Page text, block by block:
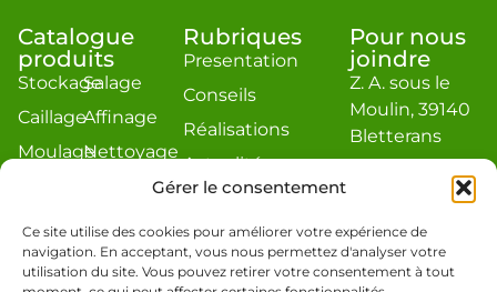
Gérer le consentement
Ce site utilise des cookies pour améliorer votre expérience de
navigation. En acceptant, vous nous permettez d'analyser votre
utilisation du site. Vous pouvez retirer votre consentement à tout
Catalogue
produits
Stockage
Caillage
Moulage
Salage
Affinage
Nettoyage
Rubriques
Presentation
Conseils
Réalisations
Actualité
Estimation
Pour nous
joindre
Z. A. sous le
Moulin, 39140
Bletterans
jacquier.com
Téléphone : 03
84 48 19 86